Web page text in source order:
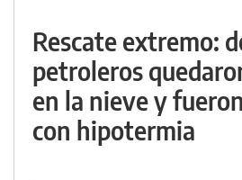
Rescate extremo:
petroleros
en la nieve y
con hipotermia